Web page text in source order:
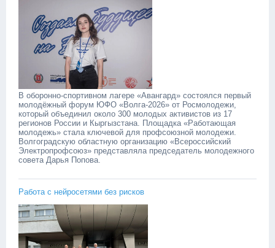
В оборонно-спортивном лагере «Авангард» состоялся первый
молодёжный форум ЮФО «Волга-2026» от Росмолодежи,
который объединил около 300 молодых активистов из 17
регионов России и Кыргызстана. Площадка «Работающая
молодежь» стала ключевой для профсоюзной молодежи.
Волгоградскую областную организацию «Всероссийский
Электропрофсоюз» представляла председатель молодежного
совета Дарья Попова.
Работа с нейросетями без рисков